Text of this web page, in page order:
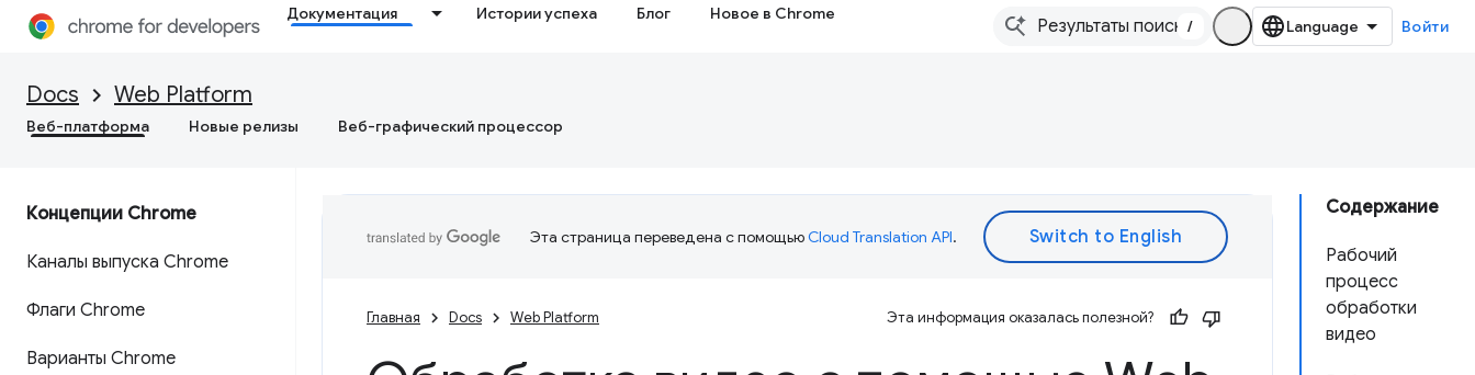
Документация Истории успеха Блог Новое в Chrome
/ Войти
Docs Web Platform
Веб-платформа Новые релизы Веб-графический процессор
Концепции Chrome
Каналы выпуска Chrome
Флаги Chrome
Варианты Chrome
Содержание
Рабочий
процесс
обработки
видео
Эта страница переведена с помощьюCloud Translation API.
Главная Docs Web Platform Эта информация оказалась полезной?